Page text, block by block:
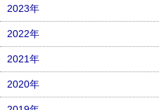
2023年
2022年
2021年
2020年